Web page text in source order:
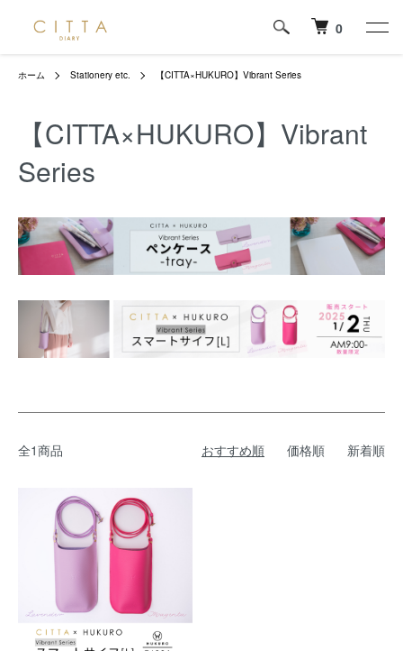
0
ホーム Stationery etc. 【CITTA×HUKURO】Vibrant Series
【CITTA×HUKURO】Vibrant
Series
全1商品 おすすめ順 価格順 新着順